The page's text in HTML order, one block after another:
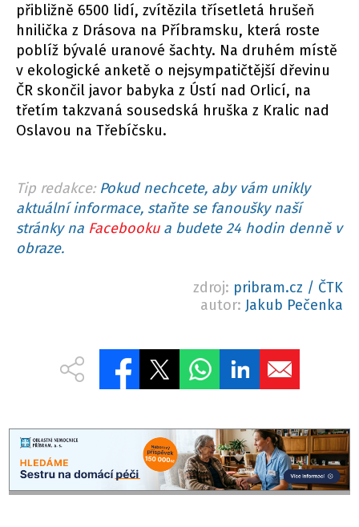
přibližně 6500 lidí, zvítězila třísetletá hrušeň
hnilička z Drásova na Příbramsku, která roste
poblíž bývalé uranové šachty. Na druhém místě
v ekologické anketě o nejsympatičtější dřevinu
ČR skončil javor babyka z Ústí nad Orlicí, na
třetím takzvaná sousedská hruška z Kralic nad
Oslavou na Třebíčsku.
Tip redakce: Pokud nechcete, aby vám unikly
aktuální informace, staňte se fanoušky naší
stránky na Facebookua budete 24 hodin denně v
obraze.
zdroj: pribram.cz / ČTK
autor: Jakub Pečenka